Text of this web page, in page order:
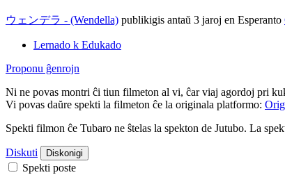
ウェンデラ - (Wendella) publikigis antaŭ 3 jaroj en Esperanto
Lernado k Edukado
Proponu ĝenrojn
Ni ne povas montri ĉi tiun filmeton al vi, ĉar viaj agordoj pri
Vi povas daŭre spekti la filmeton ĉe la originala platformo:
Spekti filmon ĉe Tubaro ne ŝtelas la spekton de Jutubo. La
Diskuti Diskonigi
Spekti poste